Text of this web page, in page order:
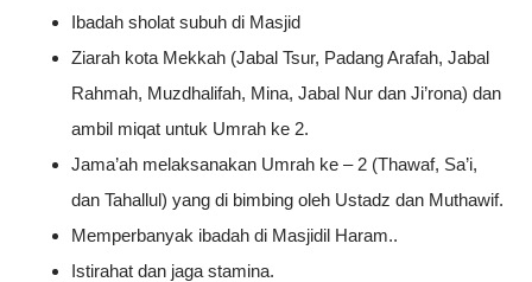
Ibadah sholat subuh di Masjid
Ziarah kota Mekkah (Jabal Tsur, Padang Arafah, Jabal
Rahmah, Muzdhalifah, Mina, Jabal Nur dan Ji’rona) dan
ambil miqat untuk Umrah ke 2.
Jama’ah melaksanakan Umrah ke – 2 (Thawaf, Sa’i,
dan Tahallul) yang di bimbing oleh Ustadz dan Muthawif.
Memperbanyak ibadah di Masjidil Haram..
Istirahat dan jaga stamina.